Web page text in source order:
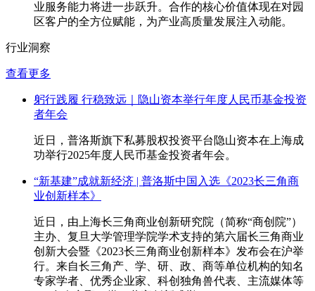
业服务能力将进一步跃升。合作的核心价值体现在对园
区客户的全方位赋能，为产业高质量发展注入动能。
行业洞察
查看更多
躬行践履 行稳致远｜隐山资本举行年度人民币基金投资
者年会
近日，普洛斯旗下私募股权投资平台隐山资本在上海成
功举行2025年度人民币基金投资者年会。
“新基建”成就新经济 | 普洛斯中国入选《2023长三角商
业创新样本》
近日，由上海长三角商业创新研究院（简称“商创院”）
主办、复旦大学管理学院学术支持的第六届长三角商业
创新大会暨《2023长三角商业创新样本》发布会在沪举
行。来自长三角产、学、研、政、商等单位机构的知名
专家学者、优秀企业家、科创独角兽代表、主流媒体等